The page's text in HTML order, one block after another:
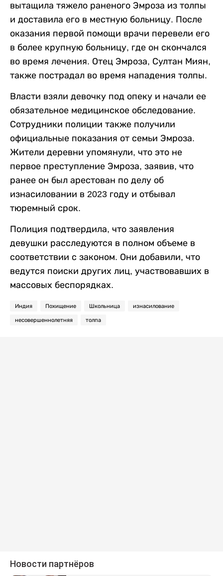
вытащила тяжело раненого Эмроза из толпы
и доставила его в местную больницу. После
оказания первой помощи врачи перевели его
в более крупную больницу, где он скончался
во время лечения. Отец Эмроза, Султан Миян,
также пострадал во время нападения толпы.
Власти взяли девочку под опеку и начали ее
обязательное медицинское обследование.
Сотрудники полиции также получили
официальные показания от семьи Эмроза.
Жители деревни упомянули, что это не
первое преступление Эмроза, заявив, что
ранее он был арестован по делу об
изнасиловании в 2023 году и отбывал
тюремный срок.
Полиция подтвердила, что заявления
девушки расследуются в полном объеме в
соответствии с законом. Они добавили, что
ведутся поиски других лиц, участвовавших в
массовых беспорядках.
Индия Похищение Школьница изнасилование
несовершеннолетняя толпа